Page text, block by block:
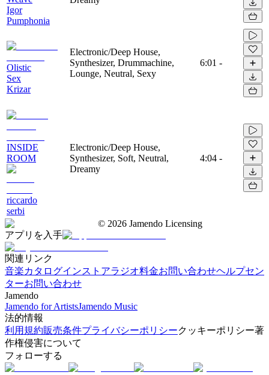
Igor
Pumphonia
Olistic
Sex
Krizar
Electronic/Deep House,
Synthesizer, Drummachine,
Lounge, Neutral, Sexy
6:01 -
INSIDE
ROOM
riccardo
serbi
Electronic/Deep House,
Synthesizer, Soft, Neutral,
Dreamy
4:04 -
© 2026 Jamendo Licensing
アプリを入手
関連リンク
音楽カタログインストアラジオ料金お問い合わせヘルプセン
ターお問い合わせ
Jamendo
Jamendo for ArtistsJamendo Music
法的情報
利用規約販売条件プライバシーポリシークッキーポリシー著
作権侵害について
フォローする